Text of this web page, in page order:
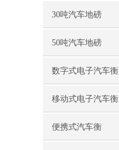
30吨汽车地磅
50吨汽车地磅
数字式电子汽车衡
移动式电子汽车衡
便携式汽车衡